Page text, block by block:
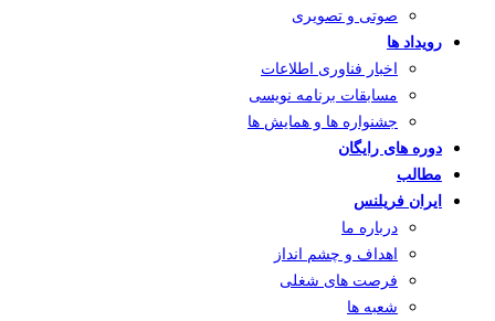
صوتی و تصویری
رویداد ها
اخبار فناوری اطلاعات
مسابقات برنامه نویسی
جشنواره ها و همایش ها
دوره های رایگان
مطالب
ایران فریلنس
درباره ما
اهداف و چشم انداز
فرصت های شغلی
شعبه ها